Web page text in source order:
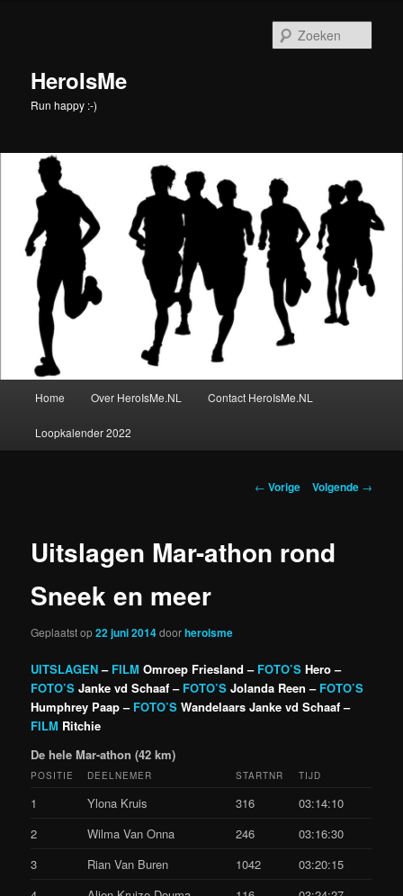
inhoudHeroIsMe
Run happy :-)
Home Over HeroIsMe.NL Contact HeroIsMe.NL
Loopkalender 2022
Berichtnavigatie
← Vorige Volgende →
Uitslagen Mar-athon rond
Sneek en meer
Geplaatst op22 juni 2014doorheroisme
UITSLAGEN– FILM Omroep Friesland – FOTO’S Hero –
FOTO’S Janke vd Schaaf – FOTO’S Jolanda Reen – FOTO’S
Humphrey Paap – FOTO’S Wandelaars Janke vd Schaaf –
FILM Ritchie
De hele Mar-athon (42 km)
POSITIE DEELNEMER STARTNR TIJD
1 Ylona Kruis 316
03:14:10
2
Wilma Van Onna 246
03:16:30
3
Rian Van Buren 1042
03:20:15